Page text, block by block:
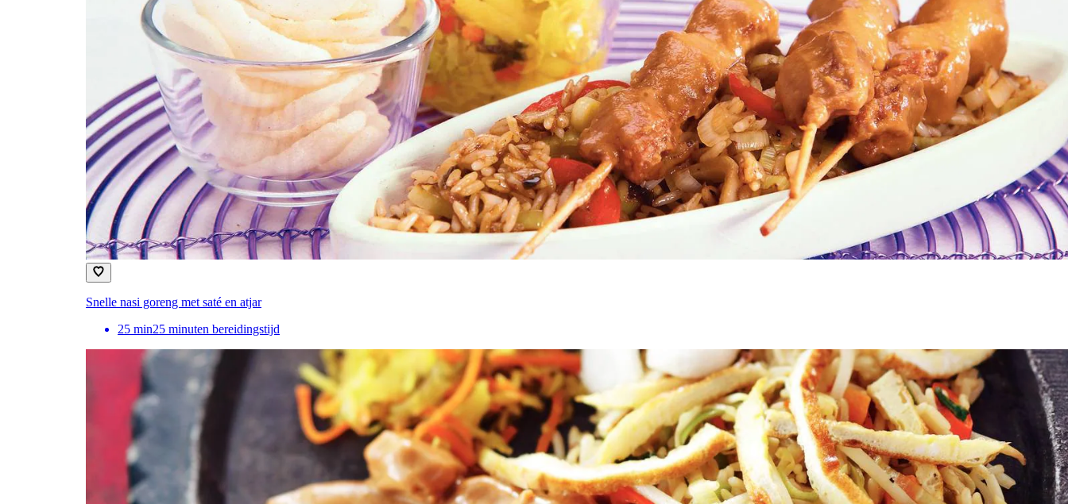
Snelle nasi goreng met saté en atjar
25 min25 minuten bereidingstijd